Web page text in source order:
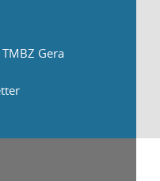
Gera